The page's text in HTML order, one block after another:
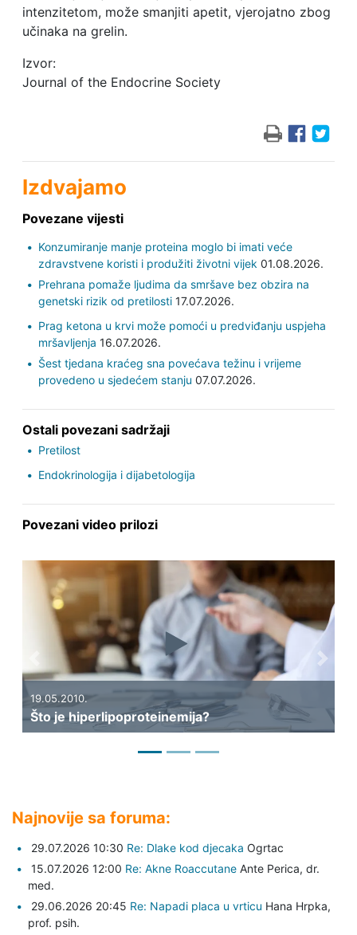
intenzitetom, može smanjiti apetit, vjerojatno zbog
učinaka na grelin.
Izvor:
Journal of the Endocrine Society
Izdvajamo
Povezane vijesti
Konzumiranje manje proteina moglo bi imati veće
zdravstvene koristi i produžiti životni vijek01.08.2026.
Prehrana pomaže ljudima da smršave bez obzira na
genetski rizik od pretilosti17.07.2026.
Prag ketona u krvi može pomoći u predviđanju uspjeha
mršavljenja 16.07.2026.
Šest tjedana kraćeg sna povećava težinu i vrijeme
provedeno u sjedećem stanju 07.07.2026.
Ostali povezani sadržaji
Pretilost
Endokrinologija i dijabetologija
Povezani video prilozi
19.05.2010.
Što je hiperlipoproteinemija?
Previous Next
Najnovije sa foruma:
29.07.2026 10:30 Re: Dlake kod djecaka Ogrtac
15.07.2026 12:00 Re: Akne Roaccutane Ante Perica, dr.
med.
29.06.2026 20:45 Re: Napadi placa u vrticu Hana Hrpka,
prof. psih.